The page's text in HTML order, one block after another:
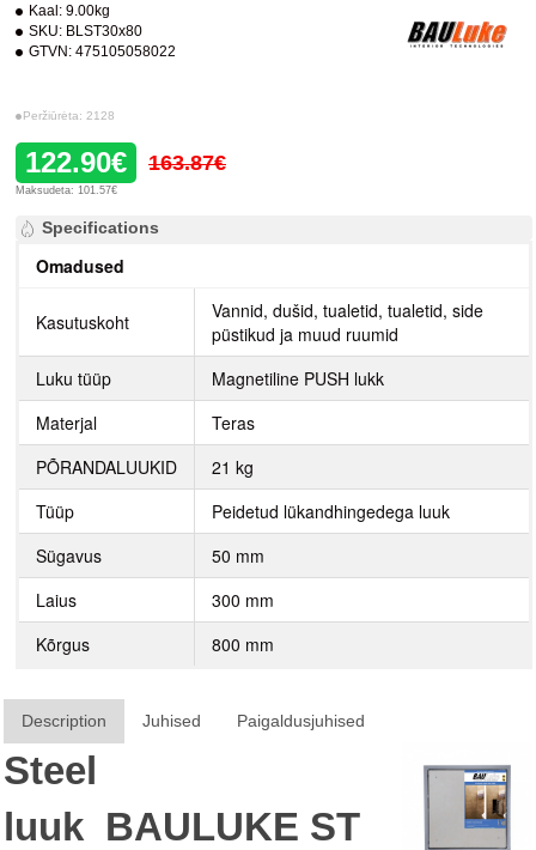
Kaal: 9.00kg
SKU: BLST30x80
GTVN: 475105058022
Peržiūrėta: 2128
122.90€ 163.87€
Maksudeta: 101.57€
Specifications
Omadused
Kasutuskoht
Vannid, dušid, tualetid, tualetid, side
püstikud ja muud ruumid
Luku tüüp
Magnetiline PUSH lukk
Materjal
Teras
PÕRANDALUUKID
21 kg
Tüüp
Peidetud lükandhingedega luuk
Sügavus
50 mm
Laius
300 mm
Kõrgus
800 mm
Description Juhised Paigaldusjuhised
Steel
luuk BAULUKE ST